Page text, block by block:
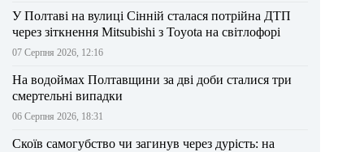
У Полтаві на вулиці Сінній сталася потрійна ДТП
через зіткнення Mitsubishi з Toyota на світлофорі
07 Серпня 2026, 12:16
На водоймах Полтавщини за дві доби сталися три
смертельні випадки
06 Серпня 2026, 18:31
Скоїв самогубство чи загинув через дурість: на